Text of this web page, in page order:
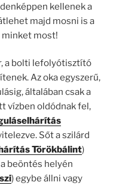
kellenek a
majd mosni is a
minket most!
a bolti lefolyótisztító
Az oka egyszerű,
általában csak a
vízben oldódnak fel,
Sőt a szilárd
árítás Törökbálint)
beöntés helyén
) egybe állni vagy